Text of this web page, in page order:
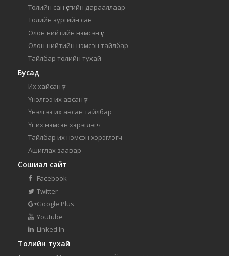
Толийн сан үсгийн дарааллаар
Толийн зургийн сан
Олон нийтийн нэмсэн үг
Олон нийтийн нэмсэн тайлбар
Тайлбар толийн тухай
Бусад
Их хайсан үг
Үнэлгээ их авсан үг
Үнэлгээ их авсан тайлбар
Үг их нэмсэн хэрэглэгч
Тайлбар их нэмсэн хэрэглэгч
Ашиглах заавар
Сошиал сайт
Facebook
Twitter
Google Plus
Youtube
Linked In
Толийн тухай